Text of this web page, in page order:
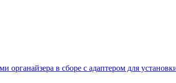
органайзера в сборе с адаптером для